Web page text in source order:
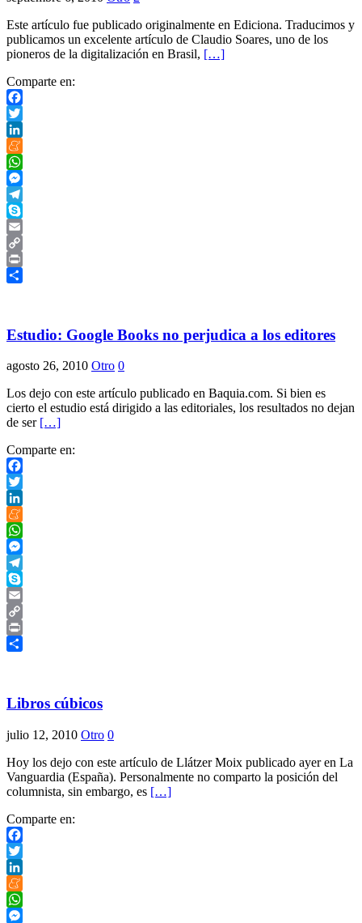
Este artículo fue publicado originalmente en Ediciona. Traducimos y
publicamos un excelente artículo de Claudio Soares, uno de los
pioneros de la digitalización en Brasil, […]
Comparte en:
Facebook
Twitter
LinkedIn
Meneame
WhatsApp
Messenger
Telegram
Skype
Email
Copy
Link
Print
Estudio: Google Books no perjudica a los editores
agosto 26, 2010 Otro 0
Los dejo con este artículo publicado en Baquia.com. Si bien es
cierto el estudio está dirigido a las editoriales, los resultados no dejan
de ser […]
Comparte en:
Facebook
Twitter
LinkedIn
Meneame
WhatsApp
Messenger
Telegram
Skype
Email
Copy
Link
Print
Libros cúbicos
julio 12, 2010 Otro 0
Hoy los dejo con este artículo de Llátzer Moix publicado ayer en La
Vanguardia (España). Personalmente no comparto la posición del
columnista, sin embargo, es […]
Comparte en:
Facebook
Twitter
LinkedIn
Meneame
WhatsApp